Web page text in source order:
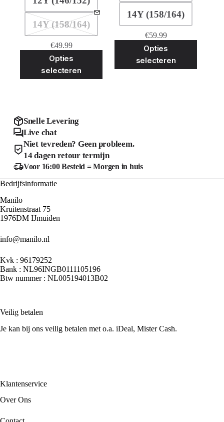
14Y (158/164)
€49.99
Opties
selecteren
heeft
meerdere
op
de
productpagina
14Y (158/164)
€59.99
Opties
selecteren
Snelle Levering
Live chat
Niet tevreden? Geen probleem.
14 dagen retour termijn
Voor 16:00 Besteld = Morgen in huis
Bedrijfsinformatie
Manilo
Kruitenstraat 75
1976DM IJmuiden
info@manilo.nl
Kvk : 96179252
Bank : NL96INGB0111105196
Btw nummer : NL005194013B02
Veilig betalen
Je kan bij ons veilig betalen met o.a. iDeal, Mister Cash.
Klantenservice
Over Ons